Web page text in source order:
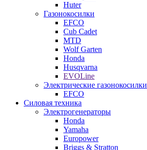
Huter
Газонокосилки
EFCO
Cub Cadet
MTD
Wolf Garten
Honda
Husqvarna
EVOLine
Электрические газонокосилки
EFCO
Силовая техника
Электрогенераторы
Honda
Yamaha
Europower
Briggs & Stratton